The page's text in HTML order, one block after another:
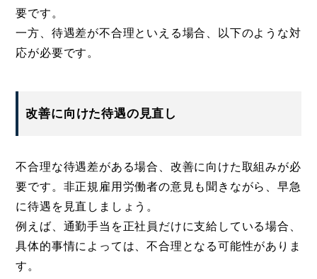
要です。
一方、待遇差が不合理といえる場合、以下のような対
応が必要です。
改善に向けた待遇の見直し
不合理な待遇差がある場合、改善に向けた取組みが必
要です。非正規雇用労働者の意見も聞きながら、早急
に待遇を見直しましょう。
例えば、通勤手当を正社員だけに支給している場合、
具体的事情によっては、不合理となる可能性がありま
す。